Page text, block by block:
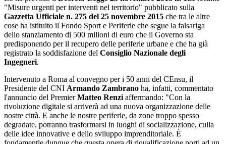
"Misure urgenti per interventi nel territorio" pubblicato sulla
Gazzetta Ufficiale n. 275 del 25 novembre 2015 che tra le altre
cose ha istituito il Fondo Sport e Periferie che segue la falsariga
dello stanziamento di 500 milioni di euro che il Governo sta
predisponendo per il recupero delle periferie urbane e che ha già
registrato la soddisfazione del Consiglio Nazionale degli
Ingegneri.
Intervenuto a Roma al convegno per i 50 anni del CEnsu, il
Presidente del CNI Armando Zambrano ha, infatti, commentato
l'annuncio del PremierMatteo Renzi affermando: "Con la
rivoluzione digitale si arriverà ad una nuova organizzazione delle
nostre città. E anche le nostre periferie, da zone troppo spesso
degradate, potranno trasformarsi in luoghi di socializzazione, culla
delle idee innovative e dello sviluppo imprenditoriale. È